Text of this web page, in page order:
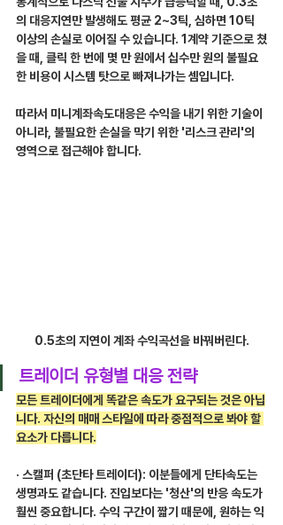
의 대응지연만 발생해도 평균 2~3틱, 심하면 10틱
이상의 손실로 이어질 수 있습니다. 1계약 기준으로 쳤
을 때, 클릭 한 번에 몇 만 원에서 십수만 원의 불필요
한 비용이 시스템 탓으로 빠져나가는 셈입니다.
따라서 미니계좌속도대응은 수익을 내기 위한 기술이
아니라, 불필요한 손실을 막기 위한 '리스크 관리'의
영역으로 접근해야 합니다.
0.5초의 지연이 계좌 수익곡선을 바꿔버린다.
트레이더 유형별 대응 전략
모든 트레이더에게 똑같은 속도가 요구되는 것은 아닙
니다. 자신의 매매 스타일에 따라 중점적으로 봐야 할
요소가 다릅니다.
· 스캘퍼 (초단타 트레이더): 이분들에게 단타속도는
생명과도 같습니다. 진입보다는 '청산'의 반응 속도가
훨씬 중요합니다. 수익 구간이 짧기 때문에, 원하는 익